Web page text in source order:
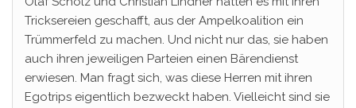
Tricksereien geschafft, aus der Ampelkoalition ein
Trümmerfeld zu machen. Und nicht nur das, sie haben
auch ihren jeweiligen Parteien einen Bärendienst
erwiesen. Man fragt sich, was diese Herren mit ihren
Egotrips eigentlich bezweckt haben. Vielleicht sind sie